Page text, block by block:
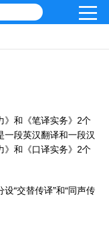
》和《笔译实务》2个
一段英汉翻译和一段汉
》和《口译实务》2个
“交替传译”和“同声传